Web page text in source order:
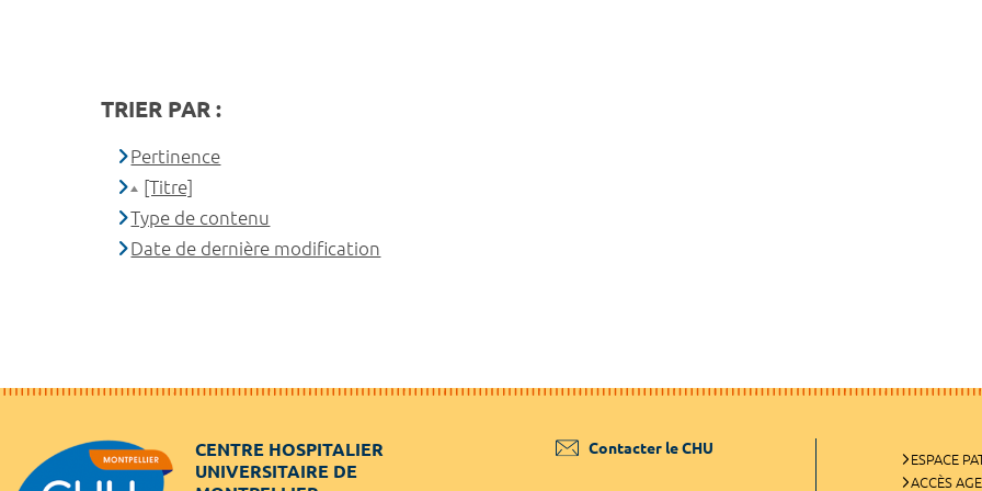
TRIER PAR :
Pertinence
[Titre]
Type de contenu
Date de dernière modification
CENTRE HOSPITALIER
UNIVERSITAIRE DE
Contacter le CHU
ESPACE
ACCÈS